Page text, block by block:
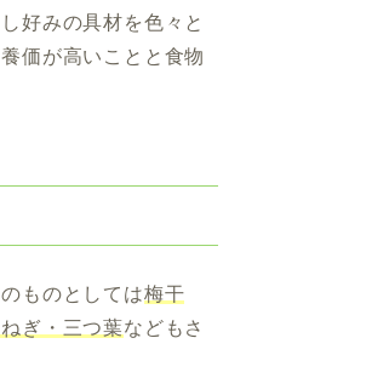
好みの具材を色々と
価が高いことと食物
ものとしては梅干
ぎ・三つ葉なども さ